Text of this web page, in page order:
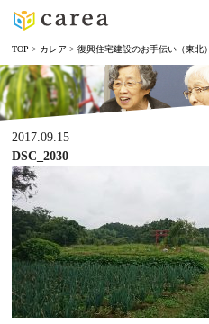
TOP > カレア >復興住宅建設のお手伝い（東北）
2017.09.15
DSC_2030